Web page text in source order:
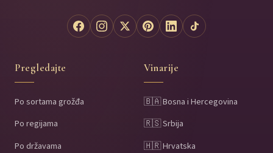
Pregledajte
Po sortama grožđa
Po regijama
Po državama
Vinarije
🇧🇦 Bosna i Hercegovina
🇷🇸 Srbija
🇭🇷 Hrvatska